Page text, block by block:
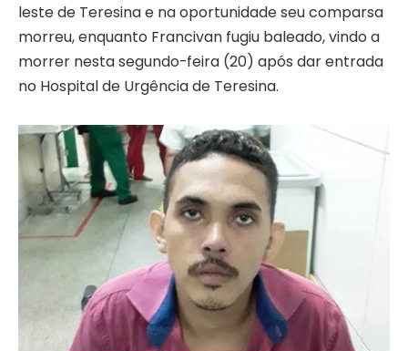
leste de Teresina e na oportunidade seu comparsa
morreu, enquanto Francivan fugiu baleado, vindo a
morrer nesta segundo-feira (20) após dar entrada
no Hospital de Urgência de Teresina.